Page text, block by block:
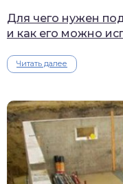
Для чего нужен
и как его можно
Читать далее